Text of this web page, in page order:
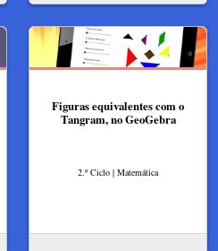
Figuras equivalentes com o
Tangram, no GeoGebra
2.º Ciclo | Matemática